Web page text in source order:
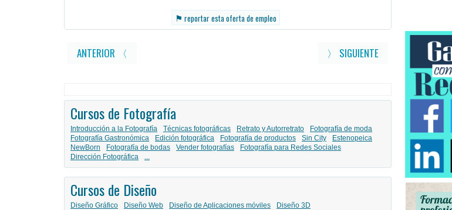
⚑ reportar esta oferta de empleo
ANTERIOR 〈 〉 SIGUIENTE
Cursos de Fotografía
Introducción a la Fotografía Técnicas fotográficas Retrato y Autorretrato
Fotografía de moda
Fotografía Gastronómica
Edición fotográfica Fotografía de productos Sin City
Estenopeica
NewBorn
Fotografía de bodas Vender fotografías
Fotografía para Redes Sociales
Dirección Fotográfica
...
Cursos de Diseño
Diseño Gráfico Diseño Web Diseño de Aplicaciones móviles
Diseño 3D